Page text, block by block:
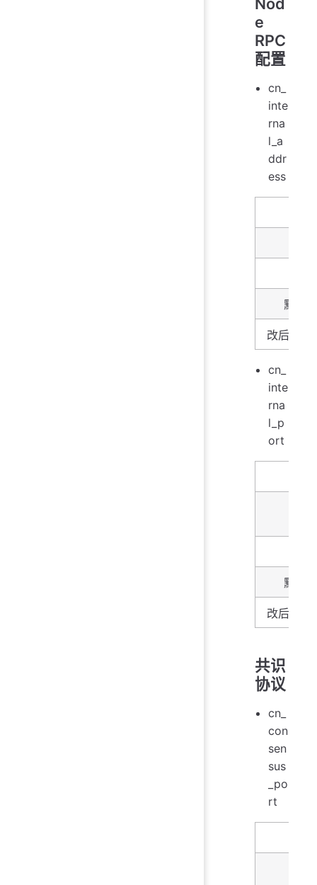
e
RPC
配置
cn_
inte
rna
l_a
ddr
ess
默认值
改后生效
cn_
inte
rna
l_p
ort
默认值
改后生效
共识
协议
cn_
con
sen
sus
_po
rt